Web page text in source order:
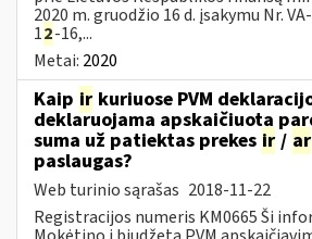
2020 m. gruodžio 16 d. įsakymu Nr.
12-16,...
Metai: 2020
Kaip ir kuriuose PVM
deklaruojama apskaičiuota
suma už patiektas prekes ir / ar
paslaugas?
Web turinio sąrašas 2018-11-22
Registracijos numeris KM0665 Ši